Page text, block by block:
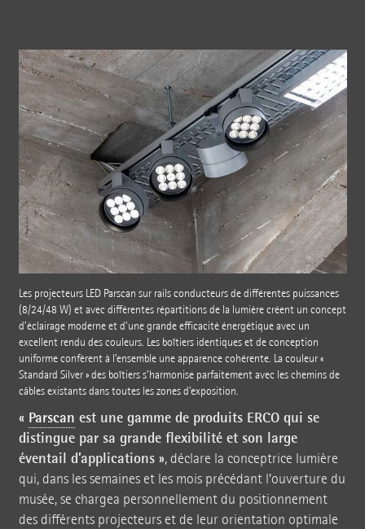
Les projecteurs LED Parscan sur rails conducteurs de différentes puissances
(8/24/48 W) et avec différentes répartitions de la lumière créent un concept
d’éclairage moderne et d’une grande efficacité énergétique avec un
excellent rendu des couleurs. Les boîtiers identiques et de conception
uniforme confèrent à l’ensemble une apparence cohérente. La couleur «
Standard Silver » des boîtiers s’harmonise parfaitement avec les chemins de
câbles existants dans toutes les zones d’exposition.
« Parscan est une gamme de produits ERCO qui se
distingue par sa grande flexibilité et son large
éventail d’applications », déclare la conceptrice lumière
qui, dans les semaines et les mois précédant l’ouverture du
musée, se chargea personnellement du positionnement
des différents projecteurs et de leur orientation optimale